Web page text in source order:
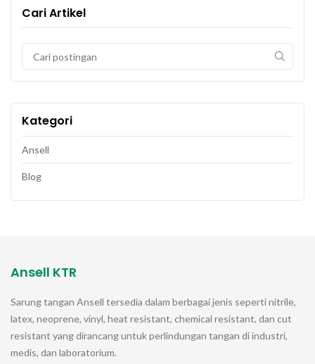
Cari Artikel
Kategori
Ansell
Blog
Ansell KTR
Sarung tangan Ansell tersedia dalam berbagai jenis seperti nitrile,
latex, neoprene, vinyl, heat resistant, chemical resistant, dan cut
resistant yang dirancang untuk perlindungan tangan di industri,
medis, dan laboratorium.